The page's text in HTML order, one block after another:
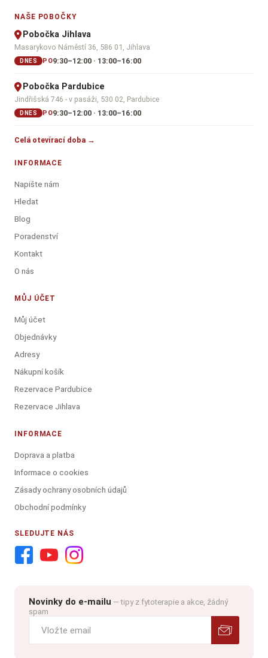
NAŠE POBOČKY
Pobočka Jihlava
Masarykovo Náměstí 36, 586 01, Jihlava
DNES PO9:30–12:00 · 13:00–16:00
Pobočka Pardubice
Jindřišská 746 - v pasáži, 530 02, Pardubice
DNES PO9:30–12:00 · 13:00–16:00
Celá otevírací doba →
INFORMACE
Napište nám
Hledat
Blog
Poradenství
Kontakt
O nás
MŮJ ÚČET
Můj účet
Objednávky
Adresy
Nákupní košík
Rezervace Pardubice
Rezervace Jihlava
INFORMACE
Doprava a platba
Informace o cookies
Zásady ochrany osobních údajů
Obchodní podmínky
SLEDUJTE NÁS
Novinky do e-mailu — tipy z fytoterapie a akce, žádný
spam